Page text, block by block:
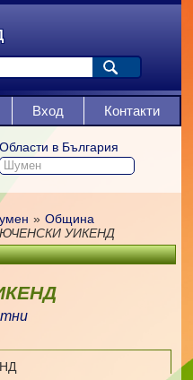
Области в България
Вход Контакти
» Община
УИКЕНД